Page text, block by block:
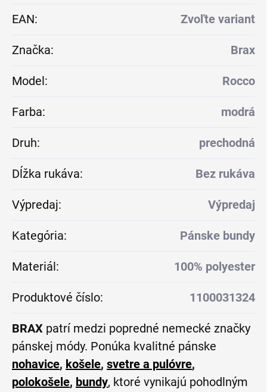
EAN: Zvoľte variant
Značka: Brax
Model: Rocco
Farba: modrá
Druh: prechodná
Dĺžka rukáva: Bez rukáva
Výpredaj: Výpredaj
Kategória: Pánske bundy
Materiál: 100% polyester
Produktové číslo: 1100031324
BRAX patrí medzi popredné nemecké značky
pánskej módy. Ponúka kvalitné pánske
nohavice, košele, svetre a pulóvre,
polokošele, bundy, ktoré vynikajú pohodlným